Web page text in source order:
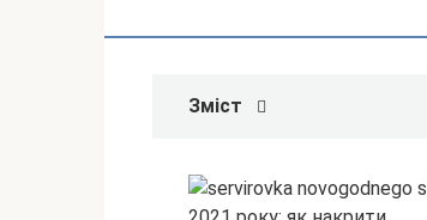
Зміст